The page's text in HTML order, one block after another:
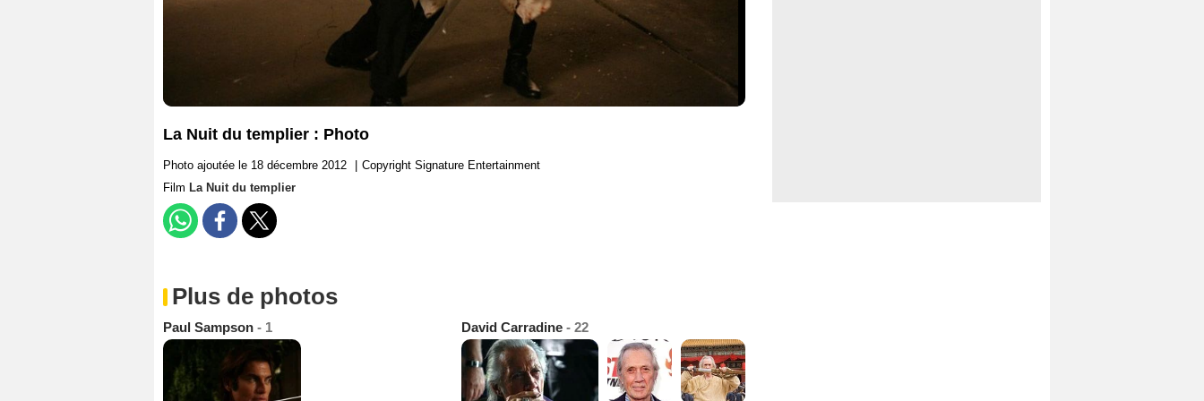
La Nuit du templier : Photo
Photo ajoutée le 18 décembre 2012
Copyright Signature Entertainment
Film La Nuit du templier
Plus de photos
Paul Sampson - 1 David Carradine - 22